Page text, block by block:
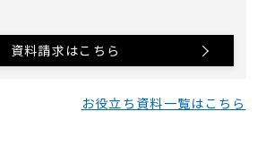
資料請求はこちら
お役立ち資料一覧はこちら